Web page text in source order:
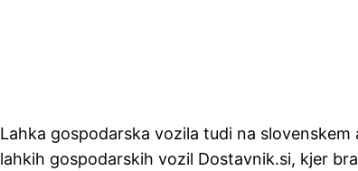
Lahka gospodarska vozila tudi na
lahkih gospodarskih vozil Dostavnik.si, kjer